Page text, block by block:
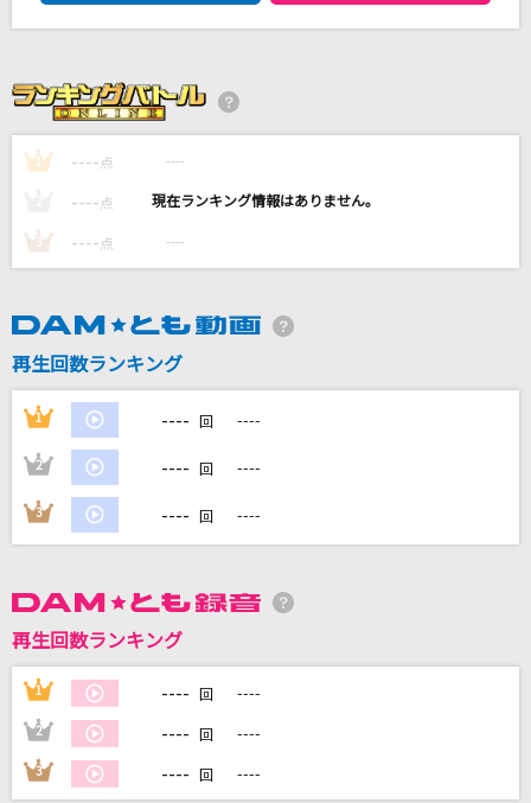
DAMの新曲・ランキングなど
カラオケ最新情報をチェック！
カラオケをもっと楽しもう！
家族や友達と一緒に！練習にも！
1 ---- 点 ----
---- 点 ----
3 ---- 点 ----
再生回数ランキング
1 ---- 回 ----
2 ---- 回 ----
3 ---- 回 ----
再生回数ランキング
1 ---- 回 ----
2 ---- 回 ----
3 ---- 回 ----